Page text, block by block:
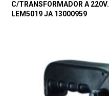
C/TRANSFORMADOR A 220V.
LEM5019 JA 13000959